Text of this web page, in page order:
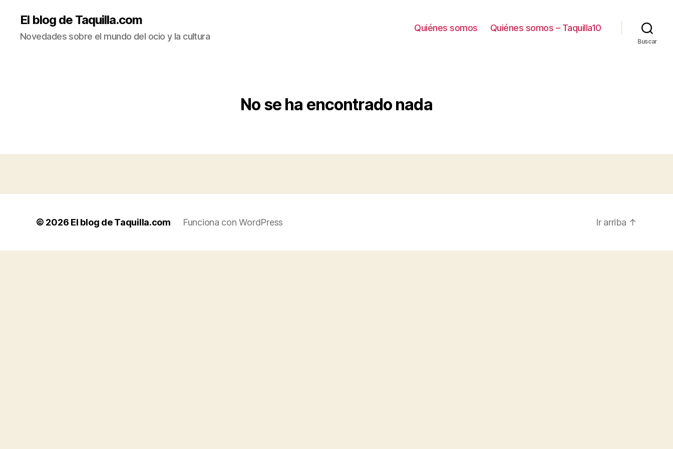
El blog de Taquilla.com
Novedades sobre el mundo del ocio y la cultura
Quiénes somos Quiénes somos – Taquilla10
Buscar
No se ha encontrado nada
© 2026 El blog de Taquilla.com Funciona con WordPress Ir arriba ↑